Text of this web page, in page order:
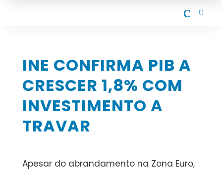
c U
INE CONFIRMA PIB A
CRESCER 1,8% COM
INVESTIMENTO A
TRAVAR
Apesar do abrandamento na Zona Euro,